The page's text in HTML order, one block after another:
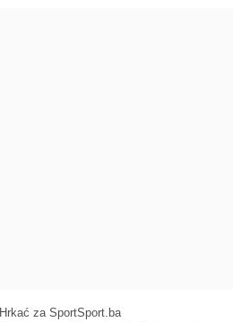
Hrkać za SportSport.ba